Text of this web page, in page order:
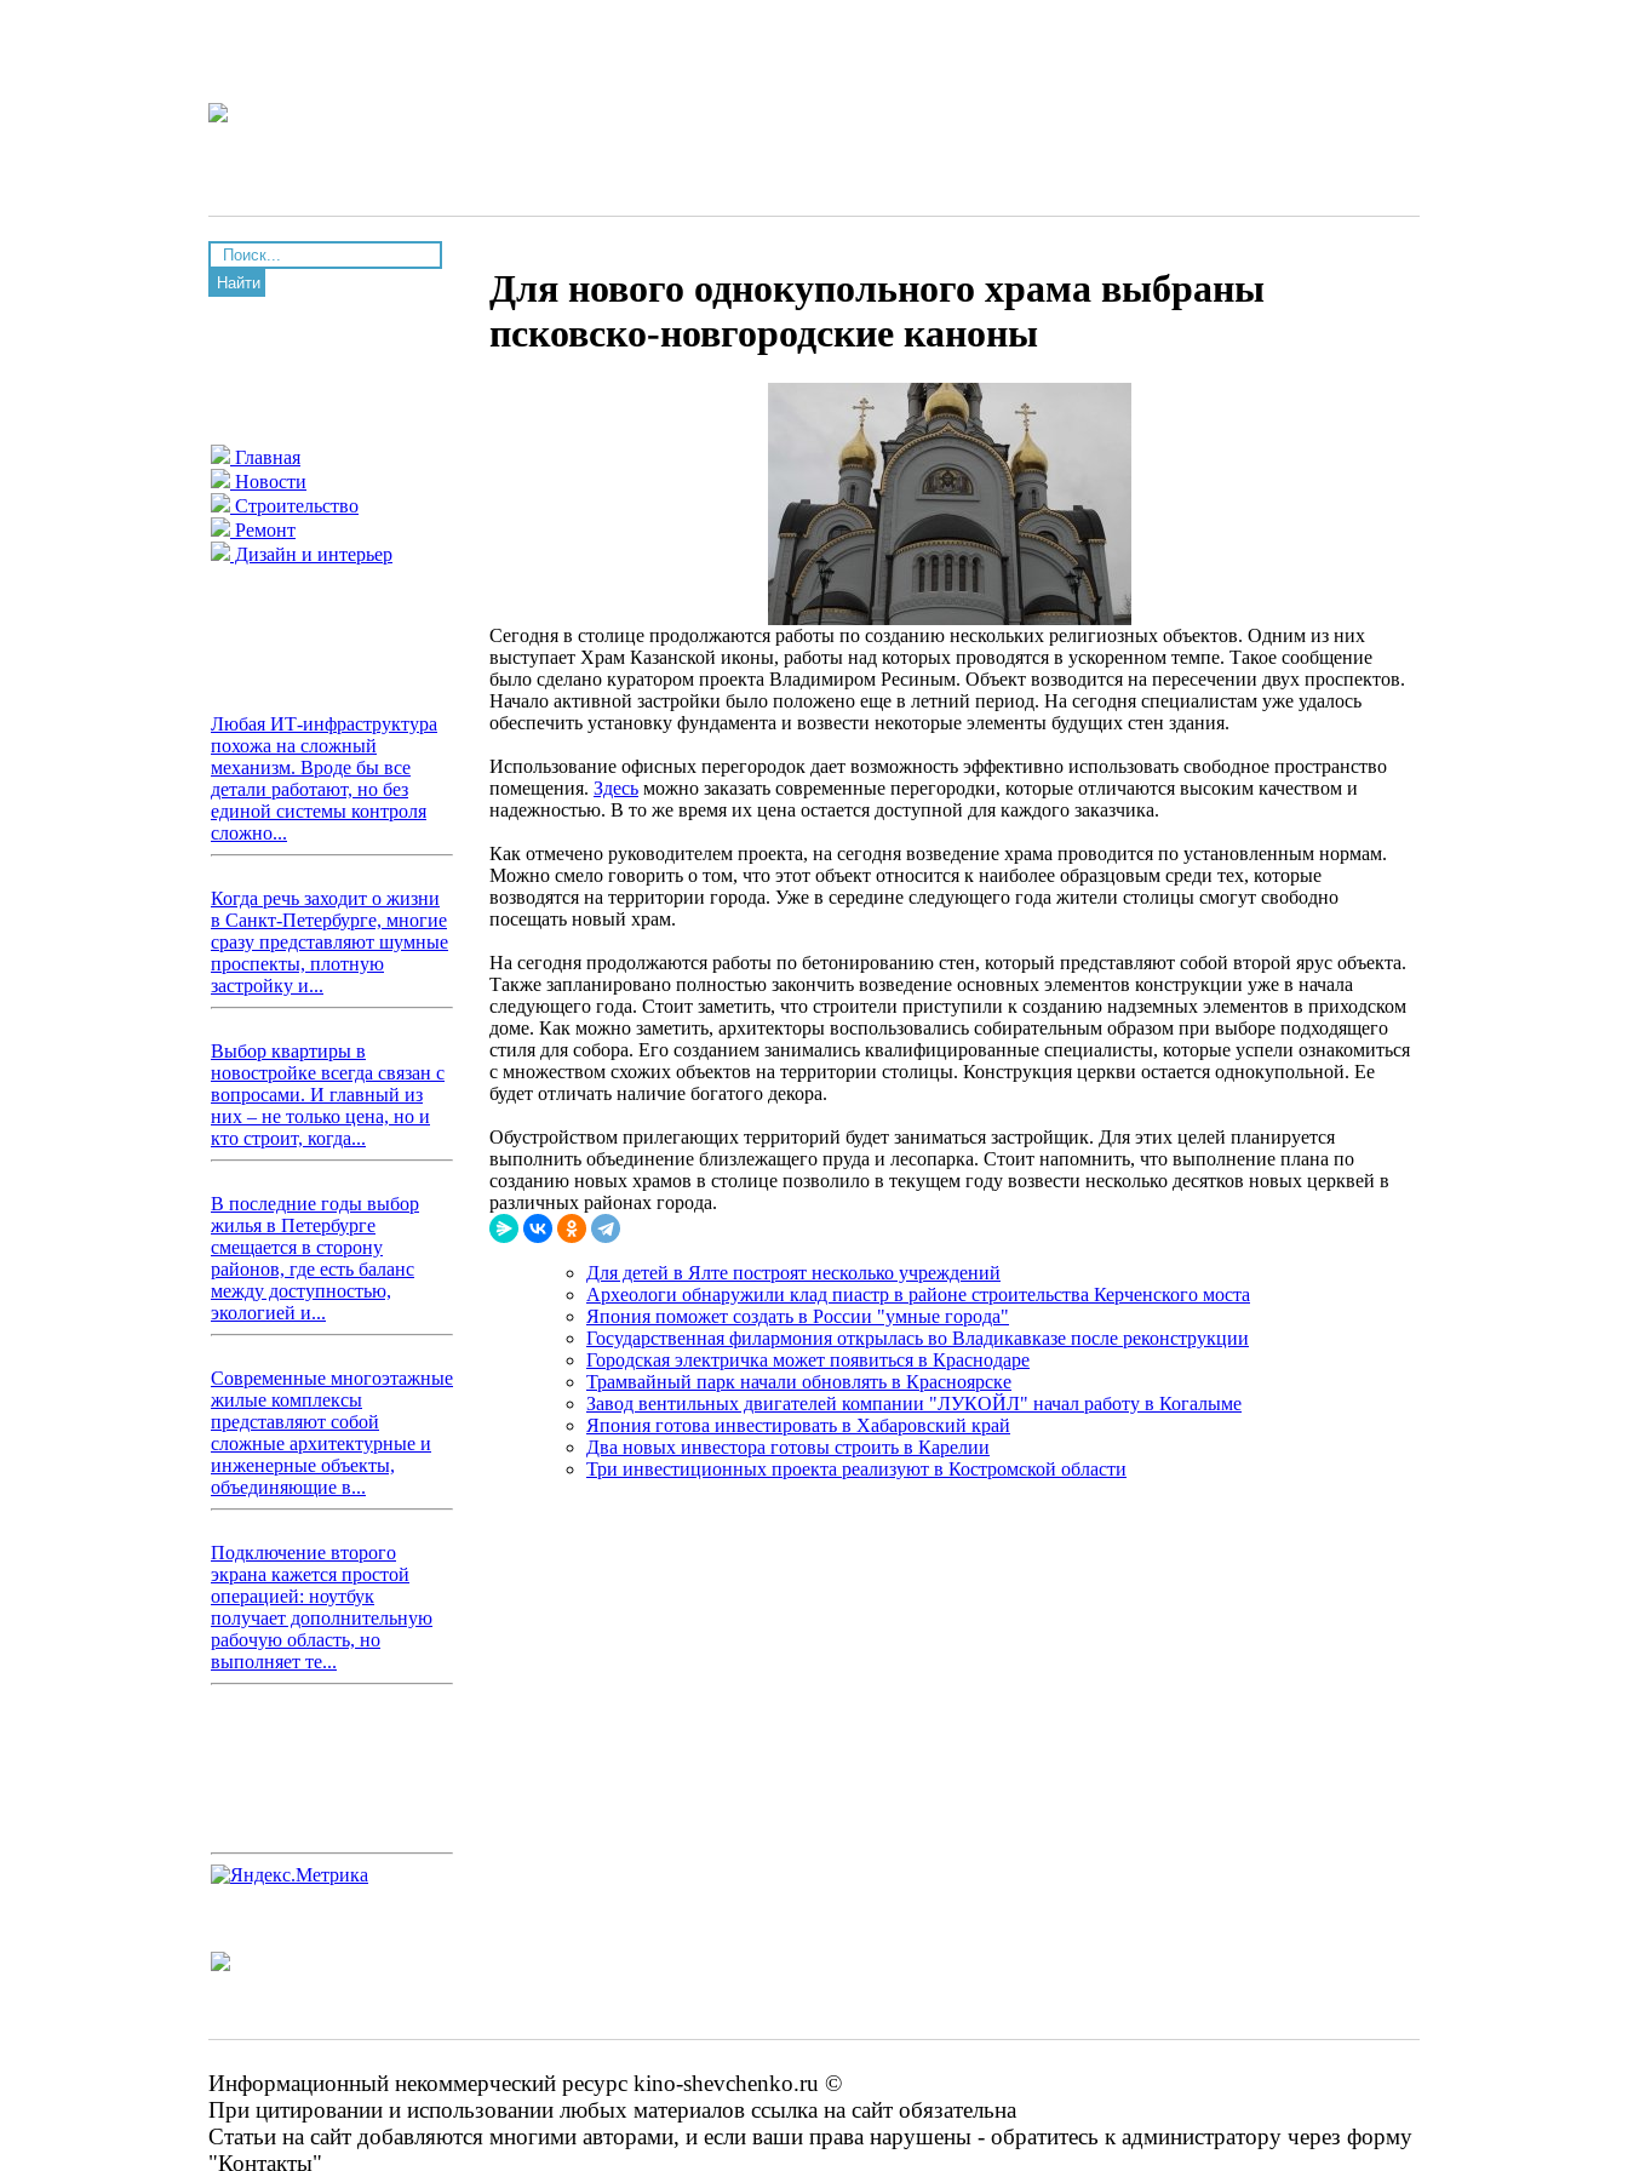
Найти
Главная
Новости
Строительство
Ремонт
Дизайн и интерьер
Любая ИТ-инфраструктура
похожа на сложный
механизм. Вроде бы все
детали работают, но без
единой системы контроля
сложно...
Когда речь заходит о жизни
в Санкт-Петербурге, многие
сразу представляют шумные
проспекты, плотную
застройку и...
Выбор квартиры в
новостройке всегда связан с
вопросами. И главный из
них – не только цена, но и
кто строит, когда...
В последние годы выбор
жилья в Петербурге
смещается в сторону
районов, где есть баланс
между доступностью,
экологией и...
Современные многоэтажные
жилые комплексы
представляют собой
сложные архитектурные и
инженерные объекты,
объединяющие в...
Подключение второго
экрана кажется простой
операцией: ноутбук
получает дополнительную
рабочую область, но
выполняет те...
Для нового однокупольного храма выбраны
псковско-новгородские каноны
Сегодня в столице продолжаются работы по созданию нескольких религиозных объектов. Одним из них
выступает Храм Казанской иконы, работы над которых проводятся в ускоренном темпе. Такое сообщение
было сделано куратором проекта Владимиром Ресиным. Объект возводится на пересечении двух проспектов.
Начало активной застройки было положено еще в летний период. На сегодня специалистам уже удалось
обеспечить установку фундамента и возвести некоторые элементы будущих стен здания.
Использование офисных перегородок дает возможность эффективно использовать свободное пространство
помещения. Здесь можно заказать современные перегородки, которые отличаются высоким качеством и
надежностью. В то же время их цена остается доступной для каждого заказчика.
Как отмечено руководителем проекта, на сегодня возведение храма проводится по установленным нормам.
Можно смело говорить о том, что этот объект относится к наиболее образцовым среди тех, которые
возводятся на территории города. Уже в середине следующего года жители столицы смогут свободно
посещать новый храм.
На сегодня продолжаются работы по бетонированию стен, который представляют собой второй ярус объекта.
Также запланировано полностью закончить возведение основных элементов конструкции уже в начала
следующего года. Стоит заметить, что строители приступили к созданию надземных элементов в приходском
доме. Как можно заметить, архитекторы воспользовались собирательным образом при выборе подходящего
стиля для собора. Его созданием занимались квалифицированные специалисты, которые успели ознакомиться
с множеством схожих объектов на территории столицы. Конструкция церкви остается однокупольной. Ее
будет отличать наличие богатого декора.
Обустройством прилегающих территорий будет заниматься застройщик. Для этих целей планируется
выполнить объединение близлежащего пруда и лесопарка. Стоит напомнить, что выполнение плана по
созданию новых храмов в столице позволило в текущем году возвести несколько десятков новых церквей в
различных районах города.
Для детей в Ялте построят несколько учреждений
Археологи обнаружили клад пиастр в районе строительства Керченского моста
Япония поможет создать в России "умные города"
Государственная филармония открылась во Владикавказе после реконструкции
Городская электричка может появиться в Краснодаре
Трамвайный парк начали обновлять в Красноярске
Завод вентильных двигателей компании "ЛУКОЙЛ" начал работу в Когалыме
Япония готова инвестировать в Хабаровский край
Два новых инвестора готовы строить в Карелии
Три инвестиционных проекта реализуют в Костромской области
Информационный некоммерческий ресурс kino-shevchenko.ru ©
При цитировании и использовании любых материалов ссылка на сайт обязательна
Статьи на сайт добавляются многими авторами, и если ваши права нарушены - обратитесь к администратору через форму
"Контакты"